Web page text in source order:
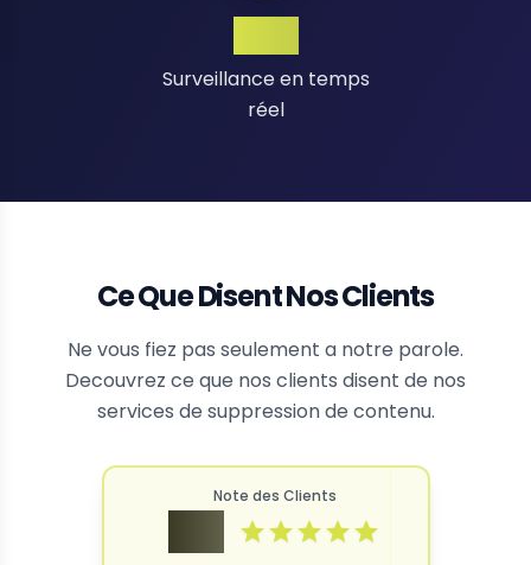
Surveillance en temps
réel
Ce Que Disent Nos Clients
Ne vous fiez pas seulement a notre parole.
Decouvrez ce que nos clients disent de nos
services de suppression de contenu.
Note des Clients